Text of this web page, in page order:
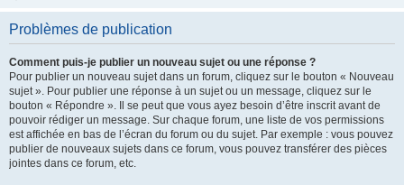
Problèmes de publication
Comment puis-je publier un nouveau sujet ou une réponse ?
Pour publier un nouveau sujet dans un forum, cliquez sur le bouton « Nouveau
sujet ». Pour publier une réponse à un sujet ou un message, cliquez sur le
bouton « Répondre ». Il se peut que vous ayez besoin d’être inscrit avant de
pouvoir rédiger un message. Sur chaque forum, une liste de vos permissions
est affichée en bas de l’écran du forum ou du sujet. Par exemple : vous pouvez
publier de nouveaux sujets dans ce forum, vous pouvez transférer des pièces
jointes dans ce forum, etc.